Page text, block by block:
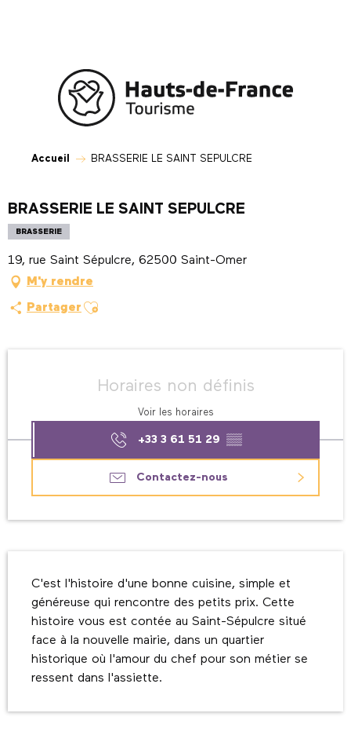
Accueil BRASSERIE LE SAINT SEPULCRE
BRASSERIE LE SAINT SEPULCRE
BRASSERIE
19, rue Saint Sépulcre, 62500 Saint-Omer
M'y rendre
Partager Ajouter aux favoris
Horaires non définis
Voir les horaires
+33 3 61 51 29 ▒▒
Contactez-nous
C'est l'histoire d'une bonne cuisine, simple et
généreuse qui rencontre des petits prix. Cette
histoire vous est contée au Saint-Sépulcre situé
face à la nouvelle mairie, dans un quartier
historique où l'amour du chef pour son métier se
ressent dans l'assiette.